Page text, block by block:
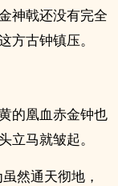
神戟还没有完全
方古钟镇压。
的凰血赤金钟也
立马就皱起。
然通天彻地，